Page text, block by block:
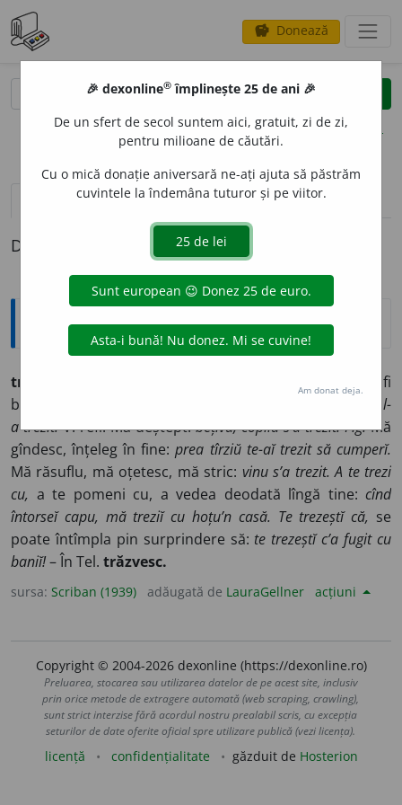
savings Donează
clear
opțiuni
definiții (1) pronunțievolume_up (50)
Definiția cu ID-ul 730667:
Explicative DEX
trezésc
a nu fi
beat). Deștept din beție saŭ din somn:
apa rece, huĭetu l-
a trezit.V. refl. Mă deștept:bețivu, copilu s’a trezit. Fig.Mă
gîndesc, înțeleg în fine:prea tîrziŭ te-aĭ trezit să cumperĭ.
Mă răsuflu, mă oțetesc, mă stric: vinu s’a trezit. A te trezi
cu, a te pomeni cu, a vedea deodată lîngă tine: cînd
întorseĭ capu, mă treziĭ cu hoțu’n casă. Te trezeștĭ că, se
poate întîmpla pin surprindere să: te trezeștĭ c’a fugit cu
baniĭ!– În Tel. trăzvesc.
sursa: Scriban (1939) adăugată de LauraGellner acțiuni
Copyright © 2004-2026 dexonline (https://dexonline.ro)
Preluarea, stocarea sau utilizarea datelor de pe acest site, inclusiv
prin orice metode de extragere automată (web scraping, crawling),
sunt strict interzise fără acordul nostru prealabil scris, cu excepția
seturilor de date oferite oficial spre utilizare publică (vezi licența).
licență confidențialitate găzduit de Hosterion
🎉 dexonline® împlinește 25 de ani 🎉
De un sfert de secol suntem aici, gratuit, zi de zi,
pentru milioane de căutări.
Cu o mică donație aniversară ne-ați ajuta să păstrăm
cuvintele la îndemâna tuturor și pe viitor.
Am donat deja.